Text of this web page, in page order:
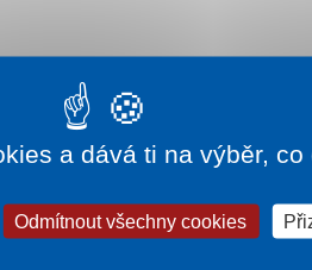
a dává ti na výběr,
Odmítnout všechny cookies